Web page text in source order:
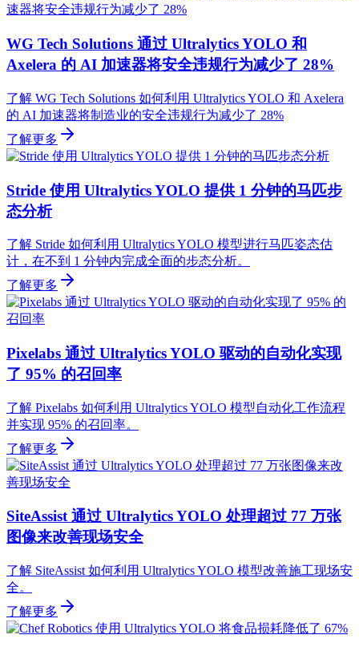
WG Tech Solutions 通过 Ultralytics YOLO 和
Axelera 的 AI 加速器将安全违规行为减少了 28%
了解 WG Tech Solutions 如何利用 Ultralytics YOLO 和 Axelera
的 AI 加速器将制造业的安全违规行为减少了 28%
了解更多
Stride 使用 Ultralytics YOLO 提供 1 分钟的马匹步
态分析
了解 Stride 如何利用 Ultralytics YOLO 模型进行马匹姿态估
计，在不到 1 分钟内完成全面的步态分析。
了解更多
Pixelabs 通过 Ultralytics YOLO 驱动的自动化实现
了 95% 的召回率
了解 Pixelabs 如何利用 Ultralytics YOLO 模型自动化工作流程
并实现 95% 的召回率。
了解更多
SiteAssist 通过 Ultralytics YOLO 处理超过 77 万张
图像来改善现场安全
了解 SiteAssist 如何利用 Ultralytics YOLO 模型改善施工现场安
全。
了解更多